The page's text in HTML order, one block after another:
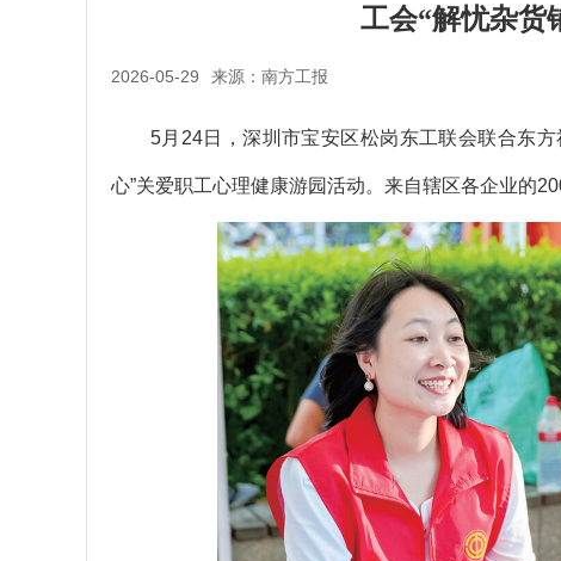
工会“解忧杂货
2026-05-29 来源：南方工报
5月24日，深圳市宝安区松岗东工联会联合东方
心”关爱职工心理健康游园活动。来自辖区各企业的